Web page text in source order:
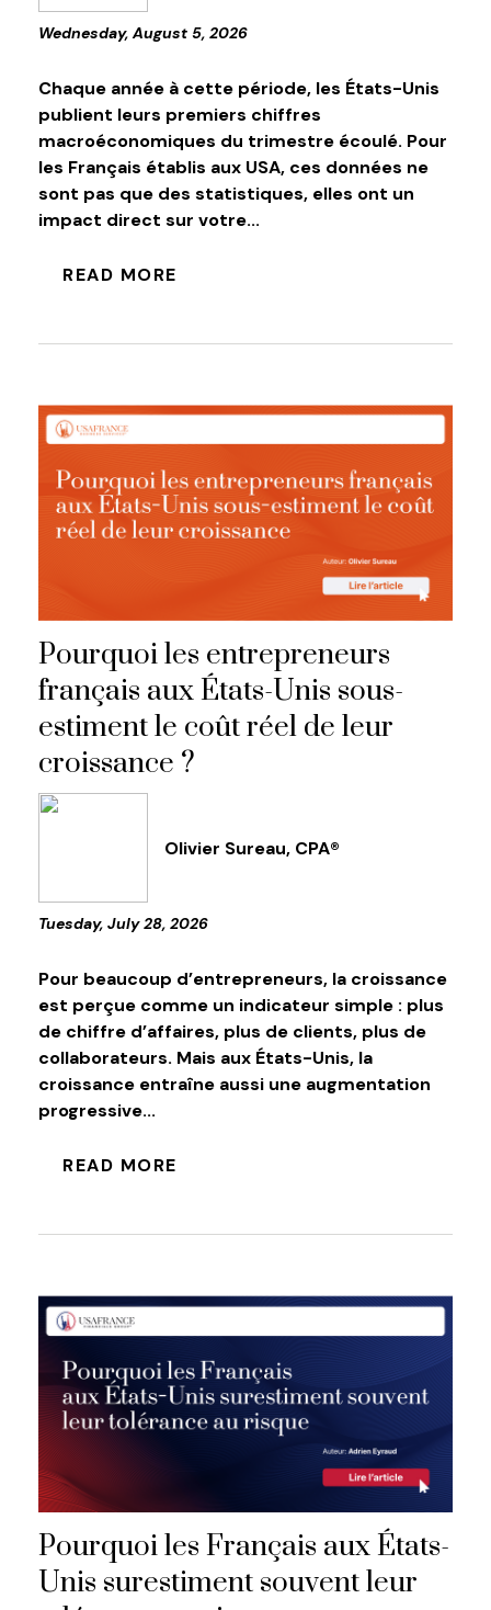
Wednesday, August 5, 2026
Chaque année à cette période, les États-Unis
publient leurs premiers chiffres
macroéconomiques du trimestre écoulé. Pour
les Français établis aux USA, ces données ne
sont pas que des statistiques, elles ont un
impact direct sur votre...
READ MORE
Pourquoi les entrepreneurs
français aux États-Unis sous-
estiment le coût réel de leur
croissance ?
Olivier Sureau, CPA®
Tuesday, July 28, 2026
Pour beaucoup d’entrepreneurs, la croissance
est perçue comme un indicateur simple : plus
de chiffre d’affaires, plus de clients, plus de
collaborateurs. Mais aux États-Unis, la
croissance entraîne aussi une augmentation
progressive...
READ MORE
Pourquoi les Français aux États-
Unis surestiment souvent leur